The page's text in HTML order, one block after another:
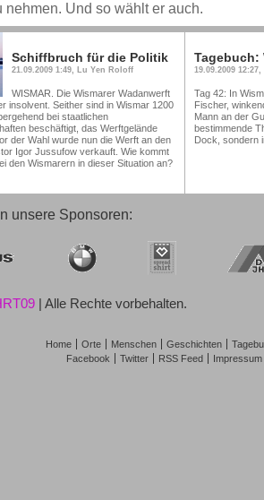
nehmen. Und so wählt er auch.
Schiffbruch für die Politik
21.09.2009 1:49, Lu Yen Roloff
WISMAR. Die Wismarer Wadanwerft
insolvent. Seither sind in Wismar 1200
bei staatlichen
beschäftigt, das Werftgelände
der Wahl wurde nun die Werft an den
Igor Jussufow verkauft. Wie kommt
den Wismarern in dieser Situation an?
Tagebuch:
19.09.2009
Tag 42: In
Fischer,
Mann an der
bestimmende
Dock, sondern
unsere Sponsoren:
| Alle Rechte vorbehalten.
Home Orte Menschen Geschichten
Facebook
Twitter RSS Feed Impressum